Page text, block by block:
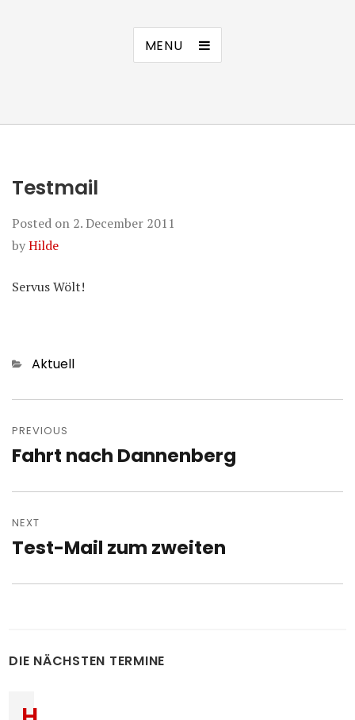
MENU
Testmail
Posted on 2. December 2011
byHilde
Servus Wölt!
Categories
Aktuell
navigation
PREVIOUS
Previous
Fahrt nach Dannenberg
NEXT
Next
Test-Mail zum zweiten
DIE NÄCHSTEN TERMINE